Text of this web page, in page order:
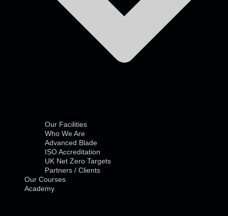
Our Facilities
Who We Are
Advanced Blade
ISO Accreditation
UK Net Zero Targets
Partners / Clients
Our Courses
Academy